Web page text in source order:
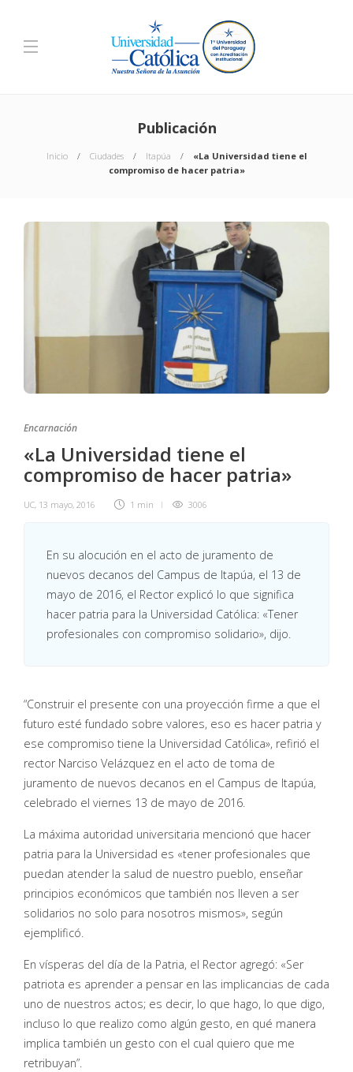
Publicación
Inicio Ciudades Itapúa
«La Universidad tiene el
compromiso de hacer patria»
Encarnación
«La Universidad tiene el
compromiso de hacer patria»
UC, 13 mayo, 2016 1 min 3006
En su alocución en el acto de juramento de
nuevos decanos del Campus de Itapúa, el 13 de
mayo de 2016, el Rector explicó lo que significa
hacer patria para la Universidad Católica: «Tener
profesionales con compromiso solidario», dijo.
“Construir el presente con una proyección firme a que el
futuro esté fundado sobre valores, eso es hacer patria y
ese compromiso tiene la Universidad Católica», refirió el
rector Narciso Velázquez en el acto de toma de
juramento de nuevos decanos en el Campus de Itapúa,
celebrado el viernes 13 de mayo de 2016.
La máxima autoridad universitaria mencionó que hacer
patria para la Universidad es «tener profesionales que
puedan atender la salud de nuestro pueblo, enseñar
principios económicos que también nos lleven a ser
solidarios no solo para nosotros mismos», según
ejemplificó.
En vísperas del día de la Patria, el Rector agregó: «Ser
patriota es aprender a pensar en las implicancias de cada
uno de nuestros actos; es decir, lo que hago, lo que digo,
incluso lo que realizo como algún gesto, en qué manera
implica también un gesto con el cual quiero que me
retribuyan”.